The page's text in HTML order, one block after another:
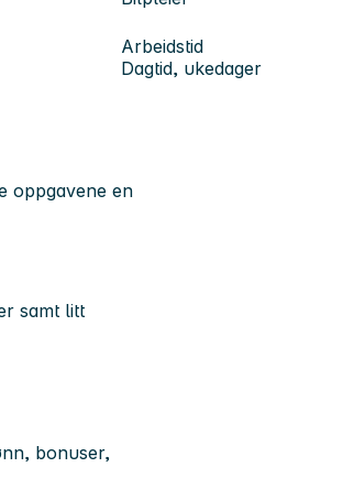
Arbeidstid
Dagtid, ukedager
oppgavene en
samt litt
bonuser,